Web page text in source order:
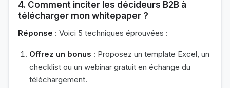
4. Comment inciter les décideurs B2B à
télécharger mon whitepaper ?
Réponse : Voici 5 techniques éprouvées :
Offrez un bonus : Proposez un template Excel, un
checklist ou un webinar gratuit en échange du
téléchargement.